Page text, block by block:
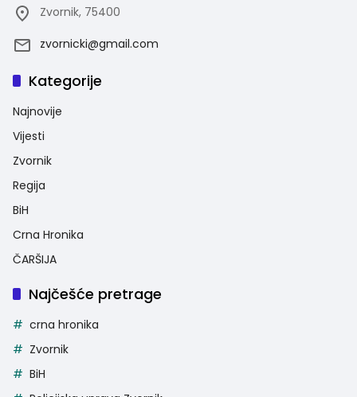
Zvornik, 75400
zvornicki@gmail.com
Kategorije
Najnovije
Vijesti
Zvornik
Regija
BiH
Crna Hronika
ČARŠIJA
Najčešće pretrage
crna hronika
Zvornik
BiH